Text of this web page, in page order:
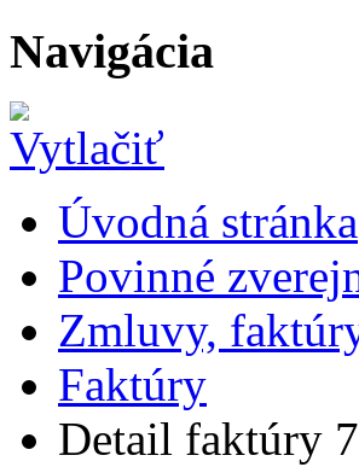
Navigácia
Úvodná stránka
Povinné
Zmluvy,
Faktúry
Detail faktúry